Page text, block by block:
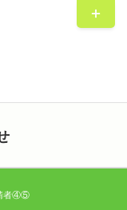
者④⑤
Toggle